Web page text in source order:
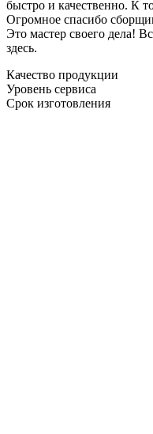
быстро и качественно. К
Огромное спасибо
Это мастер своего дела!
здесь.
Качество продукции
Уровень сервиса
Срок изготовления